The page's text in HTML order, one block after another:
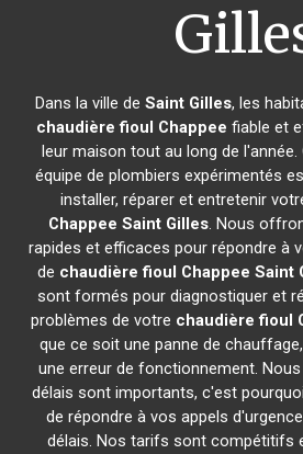
Dans la ville deSaint Gilles, les
chaudière fioul Chappee fiable et
leur maison tout au long de
équipe de plombiers expérimentés
installer, réparer et entretenir
Chappee Saint Gilles. Nous
rapides et efficaces pour répondre à
de chaudière fioul Chappee Saint
sont formés pour diagnostiquer et
problèmes de votre chaudière fioul
que ce soit une panne de
une erreur de fonctionnement.
délais sont importants, c'est
de répondre à vos appels
délais. Nos tarifs sont compétitifs